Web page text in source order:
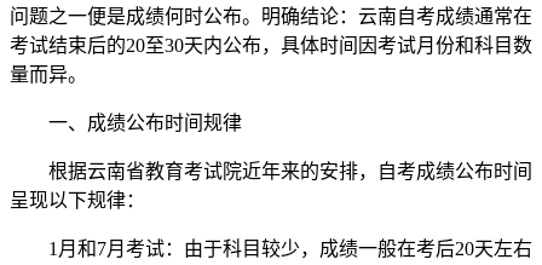
问题之一便是成绩何时公布。明确结论：云南自考成绩通常在
考试结束后的20至30天内公布，具体时间因考试月份和科目数
量而异。
一、成绩公布时间规律
根据云南省教育考试院近年来的安排，自考成绩公布时间
呈现以下规律：
1月和7月考试：由于科目较少，成绩一般在考后20天左右